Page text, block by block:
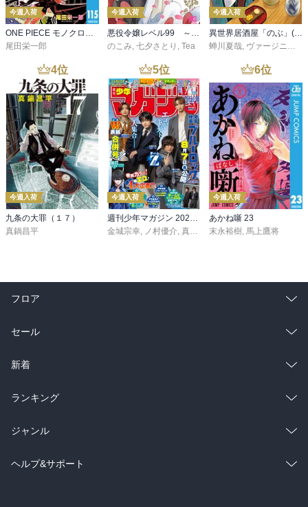
今週入荷
尾田栄一郎
今週入荷
のこみ 七夕さとり Tea
今週入荷
蝉川夏哉 ヴァージニア二等兵
4位
今週入荷
九条の大罪（１７）
真鍋昌平
5位
今週入荷
週刊少年マガジン 2026年36・37号[2026年8月5日発売]
金城宗幸, ノ村優介, 真島ヒロ ,宮島礼吏,新川直司
6位
今週入荷
あかね噺 23
末永裕樹, 馬上鷹将
フロア
総合
ラノベ
雑誌・グラビア
BL・TL
セール
総合
ラノベ
雑誌・グラビア
BL・TL
新着
総合
ラノベ
雑誌・グラビア
ランキング
総合
ラノベ
ジャンル
コミック
ヘルプ&サポート